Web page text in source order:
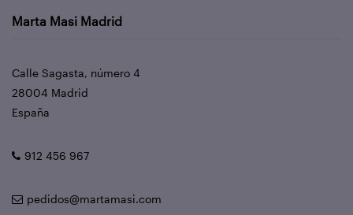
Marta Masi Madrid
Calle Sagasta, número 4
28004 Madrid
España
912 456 967
pedidos@martamasi.com